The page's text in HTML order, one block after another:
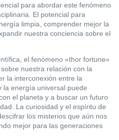
para abordar este fenómeno
El potencial para
limpia, comprender mejor la
nuestra conciencia sobre el
el fenómeno «thor fortune»
nuestra relación con la
la interconexión entre la
la energía universal puede
el planeta y a buscar un futuro
La curiosidad y el espíritu de
los misterios que aún nos
mejor para las generaciones